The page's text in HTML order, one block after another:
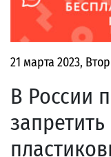
21 марта 2023,
В России